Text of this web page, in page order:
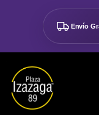
contenido
Envío